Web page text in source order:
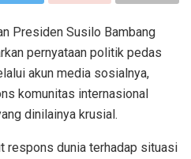
Presiden Susilo Bambang
pernyataan politik pedas
akun media sosialnya,
komunitas internasional
dinilainya krusial.
respons dunia terhadap situasi